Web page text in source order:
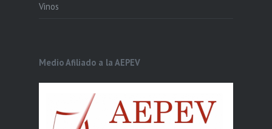
Vinos
Medio Afiliado a la AEPEV